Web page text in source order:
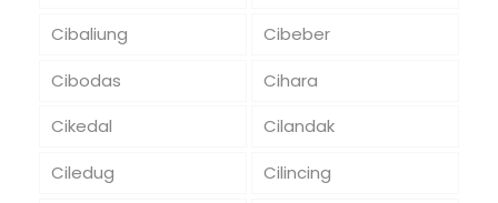
Cibaliung
Cibeber
Cibodas
Cihara
Cikedal
Cilandak
Ciledug
Cilincing